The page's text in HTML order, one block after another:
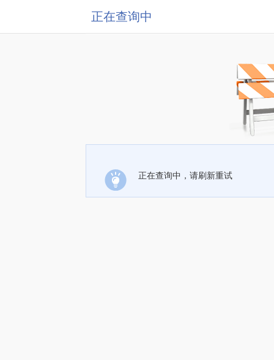
正在查询中
正在查询中，请刷新重试